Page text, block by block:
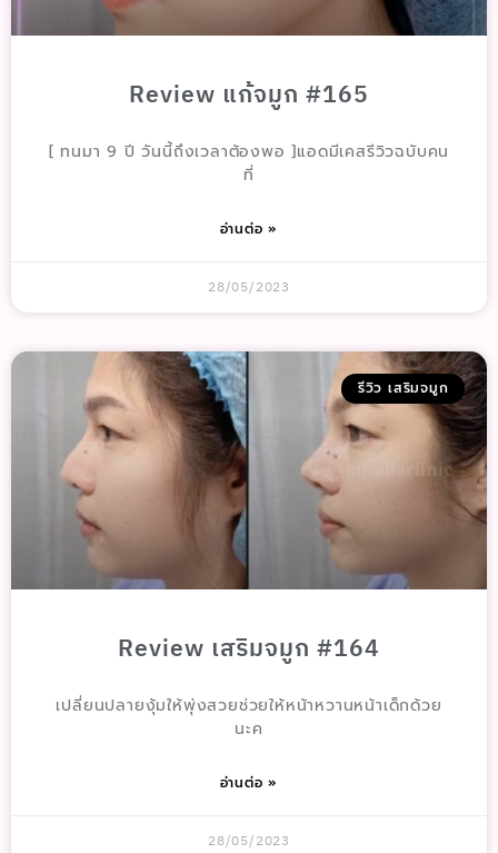
Review แก้จมูก #165
[ ทนมา 9 ปี วันนี้ถึงเวลาต้องพอ ]แอดมีเคสรีวิวฉบับคน
ที่
อ่านต่อ »
28/05/2023
รีวิว เสริมจมูก
Review เสริมจมูก #164
เปลี่ยนปลายงุ้มให้พุ่งสวยช่วยให้หน้าหวานหน้าเด็กด้วย
นะค
อ่านต่อ »
28/05/2023